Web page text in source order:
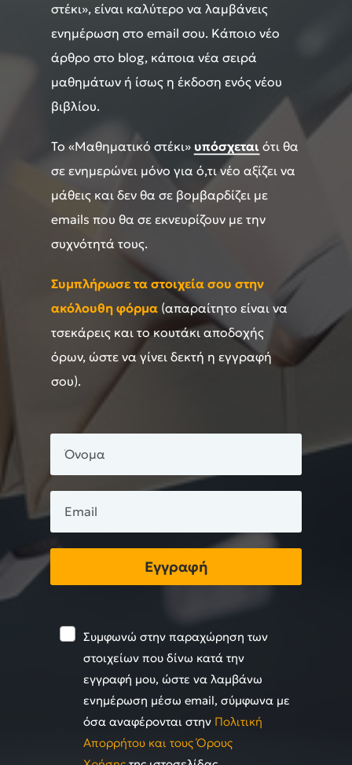
στέκι», είναι καλύτερο να λαμβάνεις
ενημέρωση στο email σου. Κάποιο νέο
άρθρο στο blog, κάποια νέα σειρά
μαθημάτων ή ίσως η έκδοση ενός νέου
βιβλίου.
Το «Μαθηματικό στέκι» υπόσχεται ότι θα
σε ενημερώνει μόνο για ό,τι νέο αξίζει να
μάθεις και δεν θα σε βομβαρδίζει με
emails που θα σε εκνευρίζουν με την
συχνότητά τους.
Συμπλήρωσε τα στοιχεία σου στην
ακόλουθη φόρμα (απαραίτητο είναι να
τσεκάρεις και το κουτάκι αποδοχής
όρων, ώστε να γίνει δεκτή η εγγραφή
σου).
Εγγραφή
Συμφωνώ στην παραχώρηση των
στοιχείων που δίνω κατά την
εγγραφή μου, ώστε να λαμβάνω
ενημέρωση μέσω email, σύμφωνα με
όσα αναφέρονται στην Πολιτική
Απορρήτου και τους Όρους